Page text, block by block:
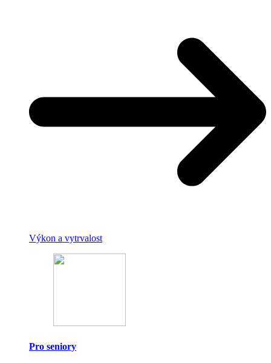
Výkon a vytrvalost
Pro seniory